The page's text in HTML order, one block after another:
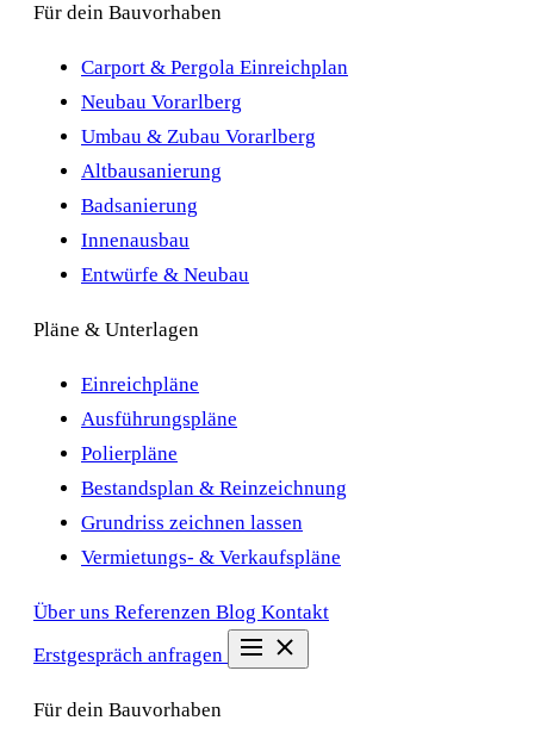
Für dein Bauvorhaben
Carport & Pergola Einreichplan
Neubau Vorarlberg
Umbau & Zubau Vorarlberg
Altbausanierung
Badsanierung
Innenausbau
Entwürfe & Neubau
Pläne & Unterlagen
Einreichpläne
Ausführungspläne
Polierpläne
Bestandsplan & Reinzeichnung
Grundriss zeichnen lassen
Vermietungs- & Verkaufspläne
Über uns Referenzen Blog Kontakt
Erstgespräch anfragen
Für dein Bauvorhaben